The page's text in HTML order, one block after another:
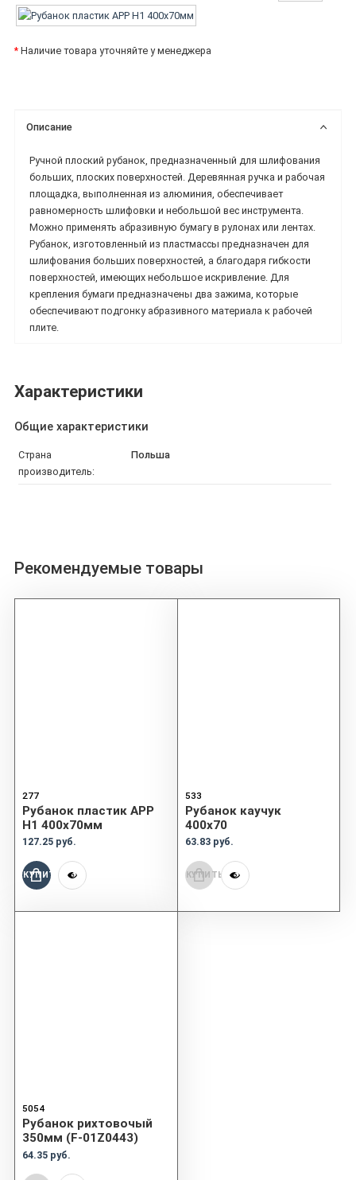
* Наличие товара уточняйте у менеджера
Описание
Ручной плоский рубанок, предназначенный для шлифования
больших, плоских поверхностей. Деревянная ручка и рабочая
площадка, выполненная из алюминия, обеспечивает
равномерность шлифовки и небольшой вес инструмента.
Можно применять абразивную бумагу в рулонах или лентах.
Рубанок, изготовленный из пластмассы предназначен для
шлифования больших поверхностей, а благодаря гибкости
поверхностей, имеющих небольшое искривление. Для
крепления бумаги предназначены два зажима, которые
обеспечивают подгонку абразивного материала к рабочей
плите.
Характеристики
Общие характеристики
Страна
производитель:
Польша
Рекомендуемые товары
277
Рубанок пластик APP
Н1 400х70мм
127.25 руб.
КУПИТЬ
533
Рубанок каучук
400x70
63.83 руб.
КУПИТЬ
5054
Рубанок рихтовочый
350мм (F-01Z0443)
64.35 руб.